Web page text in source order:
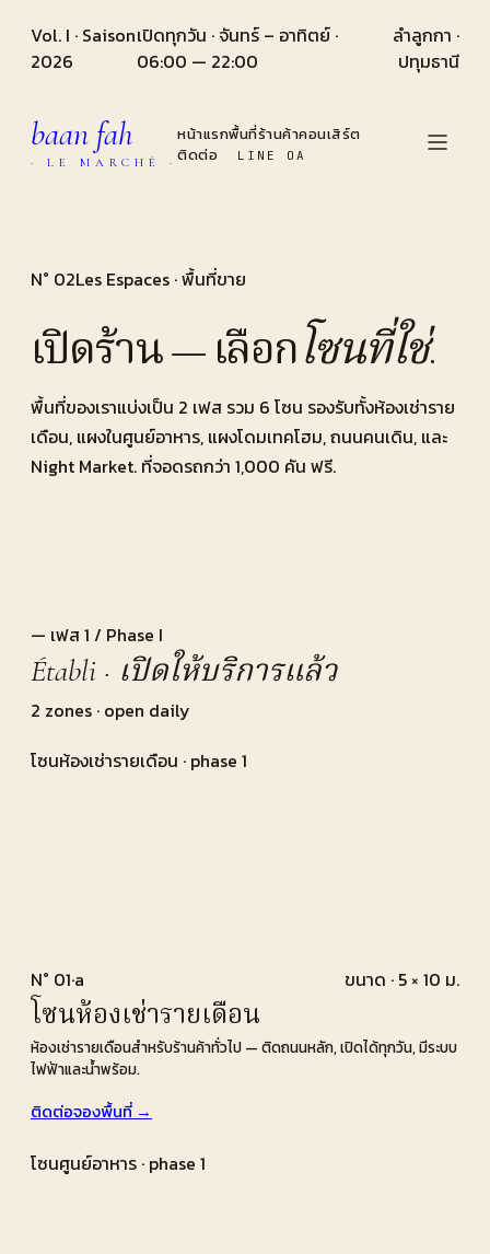
Vol. I · Saison
2026
เปิดทุกวัน · จันทร์ – อาทิตย์ ·
06:00 — 22:00
ลำลูกกา ·
ปทุมธานี
baan fah
· LE MARCHÉ ·
หน้าแรกพื้นที่ร้านค้าคอนเสิร์ต
ติดต่อ
LINE OA
N° 02Les Espaces · พื้นที่ขาย
เปิดร้าน — เลือกโซนที่ใช่.
พื้นที่ของเราแบ่งเป็น 2 เฟส รวม 6 โซน รองรับทั้งห้องเช่าราย
เดือน, แผงในศูนย์อาหาร, แผงโดมเทคโฮม, ถนนคนเดิน, และ
Night Market. ที่จอดรถกว่า 1,000 คัน ฟรี.
— เฟส 1 / Phase I
Établi · เปิดให้บริการแล้ว
2 zones · open daily
โซนห้องเช่ารายเดือน · phase 1
N° 01·a ขนาด · 5 × 10 ม.
โซนห้องเช่ารายเดือน
ห้องเช่ารายเดือนสำหรับร้านค้าทั่วไป — ติดถนนหลัก, เปิดได้ทุกวัน, มีระบบ
ไฟฟ้าและน้ำพร้อม.
ติดต่อจองพื้นที่ →
โซนศูนย์อาหาร · phase 1